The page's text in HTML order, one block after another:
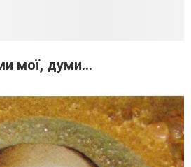
мої, думи…